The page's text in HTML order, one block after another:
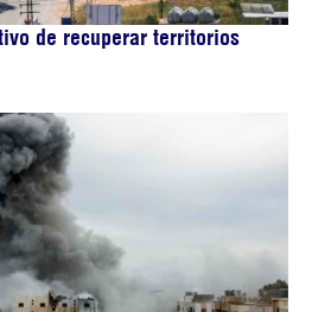
de recuperar territorios